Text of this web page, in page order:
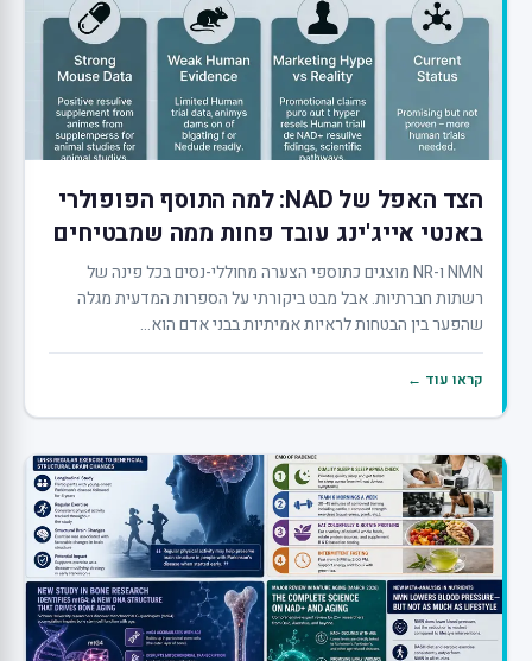
הצד האפל של NAD: למה התוסף הפופולרי
באנטי אייג'ינג עובד פחות ממה שמבטיחים
NMN ו-NR מוצגים כתוספי הצערה מחוללי-נסים בכל פינה של
רשתות חברתיות. אבל מבט ביקורתי על הספרות המדעית מגלה
שהפער בין הבטחות לראיות אמיתיות בבני אדם הוא...
קראו עוד ←